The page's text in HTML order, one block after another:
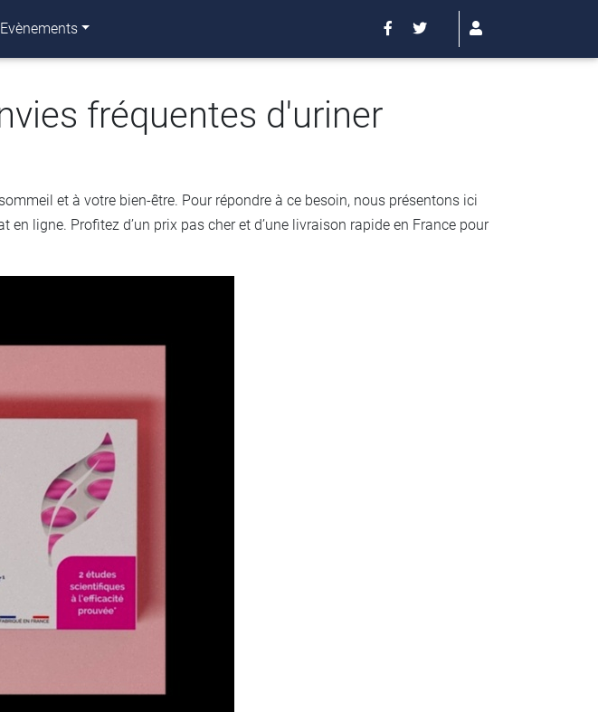
Evènements
fréquentes d'uriner
et à votre bien-être. Pour répondre à ce besoin, nous présentons ici
ligne. Profitez d’un prix pas cher et d’une livraison rapide en France pour